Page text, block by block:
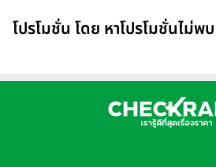
โปรโมชั่น โดย หาโปรโมชั่นไม่พบ